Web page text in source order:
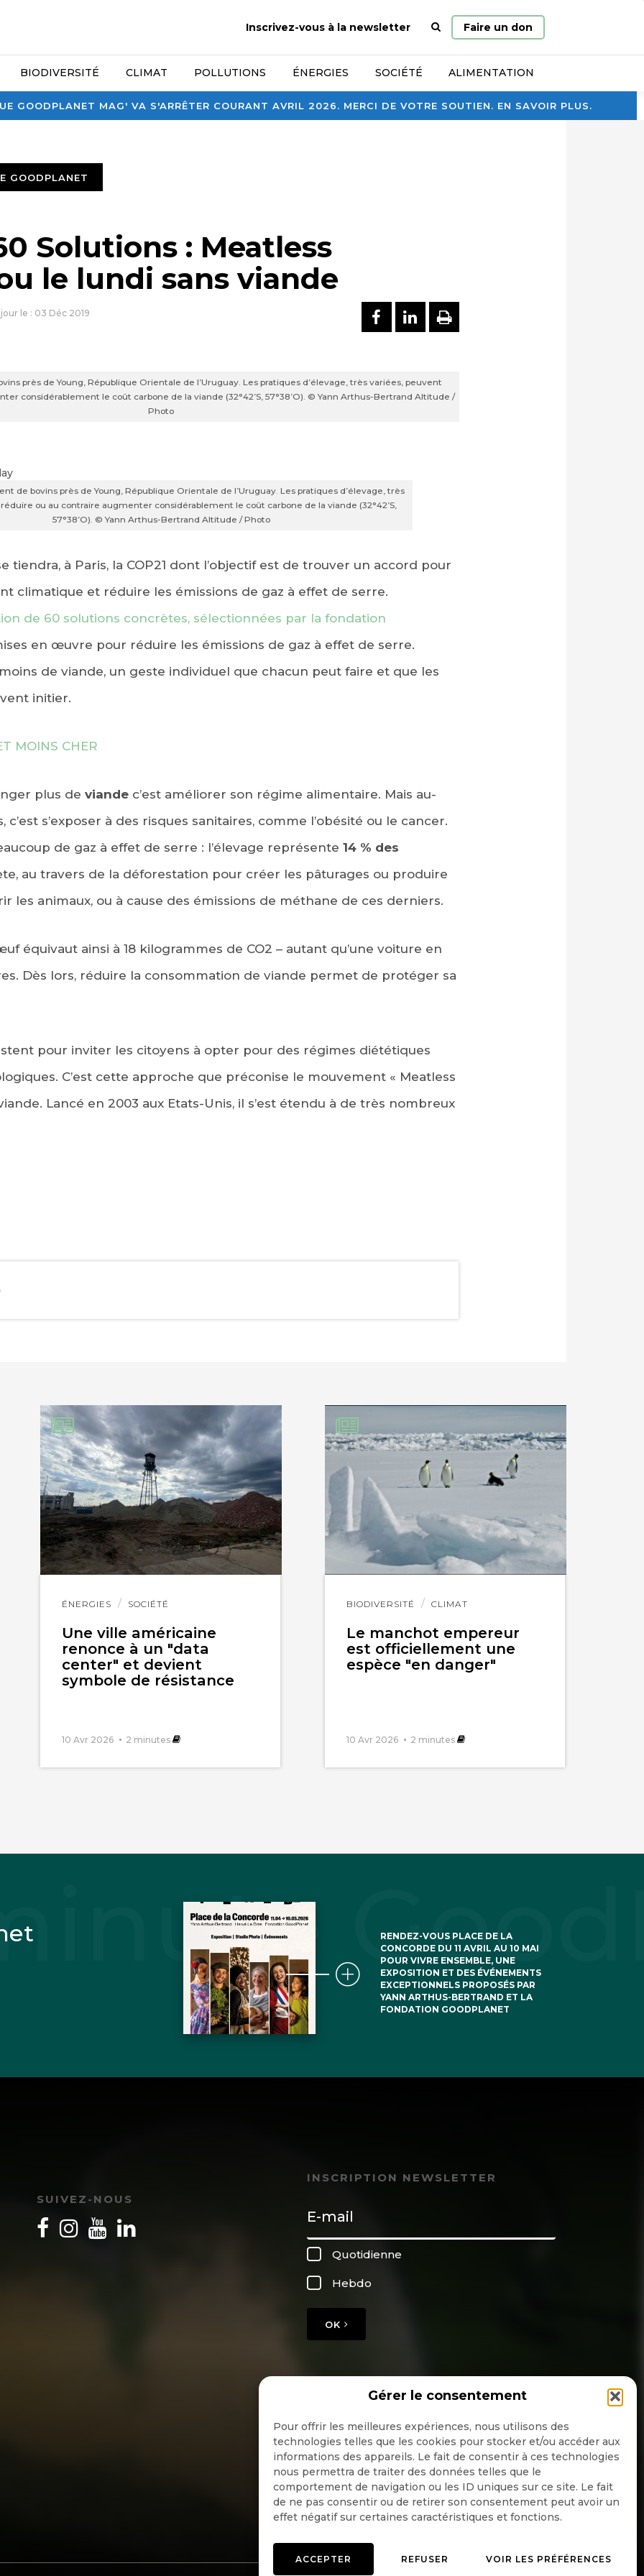
Gérer le consentement
Pour offrir les meilleures expériences, nous utilisons des
technologies telles que les cookies pour stocker et/ou accéder aux
informations des appareils. Le fait de consentir à ces technologies
nous permettra de traiter des données telles que le
comportement de navigation ou les ID uniques sur ce site. Le fait
de ne pas consentir ou de retirer son consentement peut avoir un
effet négatif sur certaines caractéristiques et fonctions.
ACCEPTER REFUSER VOIR LES PRÉFÉRENCES
GOODPLANET MAG' VA S'ARRÊTER COURANT AVRIL 2026. MERCI DE VOTRE SOUTIEN. EN SAVOIR PLUS.
Inscrivez-vous à la newsletter
Page
d’accueil
Faire un don
BIODIVERSITÉ CLIMAT POLLUTIONS ÉNERGIES SOCIÉTÉ ALIMENTATION
GOODPLANET
Solutions : Meatless
le lundi sans viande
jour le : 03 Déc 2019
PARTAGER SUR FACEBOOK
PARTAGER SUR
IMPRIMER
près de Young, République Orientale de l’Uruguay. Les pratiques d’élevage, très variées, peuvent
considérablement le coût carbone de la viande (32°42’S, 57°38’O). © Yann Arthus-Bertrand Altitude /
Photo
de bovins près de Young, République Orientale de l’Uruguay. Les pratiques d’élevage, très
ou au contraire augmenter considérablement le coût carbone de la viande (32°42’S,
57°38’O). © Yann Arthus-Bertrand Altitude / Photo
tiendra, à Paris, la COP21 dont l’objectif est de trouver un accord pour
climatique et réduire les émissions de gaz à effet de serre.
de 60 solutions concrètes, sélectionnées par la fondation
en œuvre pour réduire les émissions de gaz à effet de serre.
de viande, un geste individuel que chacun peut faire et que les
initier.
MOINS CHER
plus de viandec’est améliorer son régime alimentaire. Mais au-
c’est s’exposer à des risques sanitaires, comme l’obésité ou le cancer.
de gaz à effet de serre : l’élevage représente 14 % des
au travers de la déforestation pour créer les pâturages ou produire
les animaux, ou à cause des émissions de méthane de ces derniers.
équivaut ainsi à 18 kilogrammes de CO2 – autant qu’une voiture en
Dès lors, réduire la consommation de viande permet de protéger sa
pour inviter les citoyens à opter pour des régimes diététiques
C’est cette approche que préconise le mouvement « Meatless
Lancé en 2003 aux Etats-Unis, il s’est étendu à de très nombreux
ÉNERGIES SOCIÉTÉ
Une ville américaine
renonce à un "data
center" et devient
symbole de résistance
10 Avr 2026 2 minutes
Lire
BIODIVERSITÉ CLIMAT
Le manchot empereur
est officiellement une
espèce "en danger"
10 Avr 2026 2 minutes
Lire
RENDEZ-VOUS PLACE DE LA
CONCORDE DU 11 AVRIL AU 10 MAI
POUR VIVRE ENSEMBLE, UNE
EXPOSITION ET DES ÉVÉNEMENTS
EXCEPTIONNELS PROPOSÉS PAR
YANN ARTHUS-BERTRAND ET LA
FONDATION GOODPLANET
SUIVEZ-NOUS
INSCRIPTION NEWSLETTER
Quotidienne
Hebdo
OK